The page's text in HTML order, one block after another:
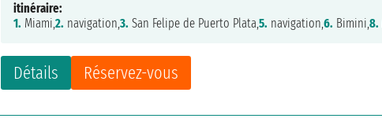
Détails Réservez-vous
itinéraire:
1. Miami,2. navigation,3. San Felipe de Puerto Plata,5. navigation,6. Bimini,8.